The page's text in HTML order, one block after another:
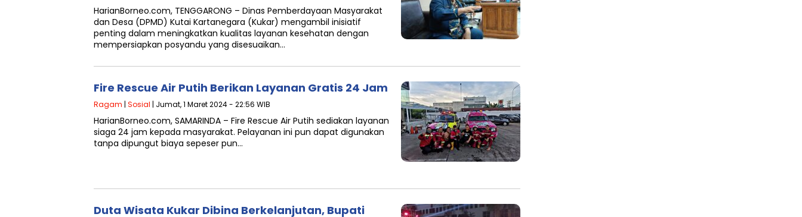
HarianBorneo.com, TENGGARONG – Dinas Pemberdayaan Masyarakat
dan Desa (DPMD) Kutai Kartanegara (Kukar) mengambil inisiatif
penting dalam meningkatkan kualitas layanan kesehatan dengan
mempersiapkan posyandu yang disesuaikan…
Fire Rescue Air Putih Berikan Layanan Gratis 24 Jam
Ragam | Sosial | Jumat, 1 Maret 2024 - 22:56 WIB
HarianBorneo.com, SAMARINDA – Fire Rescue Air Putih sediakan layanan
siaga 24 jam kepada masyarakat. Pelayanan ini pun dapat digunakan
tanpa dipungut biaya sepeser pun…
Duta Wisata Kukar Dibina Berkelanjutan, Bupati